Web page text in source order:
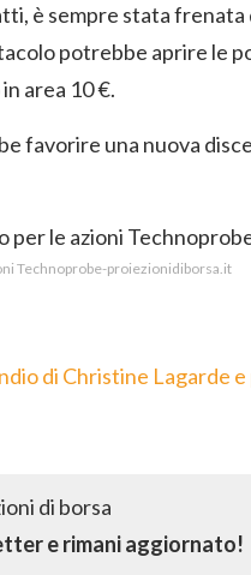
è sempre stata frenata
potrebbe aprire le
area 10 €.
favorire una nuova
Technoprobe-proiezionidiborsa.it
di Christine Lagarde
e rimani aggiornato!